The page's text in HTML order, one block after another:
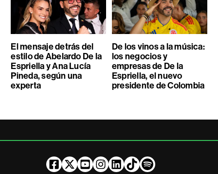
El mensaje detrás del
estilo de Abelardo De la
Espriella y Ana Lucía
Pineda, según una
experta
De los vinos a la música:
los negocios y
empresas de De la
Espriella, el nuevo
presidente de Colombia